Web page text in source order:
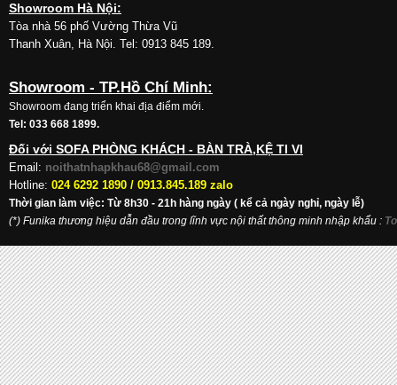
Showroom Hà Nội:
Tòa nhà 56 phố Vường Thừa Vũ
Thanh Xuân, Hà Nội. Tel: 0913 845 189.
Showroom - TP.Hồ Chí Minh:
Showroom đang triển khai địa điểm mới.
Tel: 033 668 1899.
Đối với SOFA PHÒNG KHÁCH - BÀN TRÀ,KỆ TI VI
Email: noithatnhapkhau68@gmail.com
Hotline: 024 6292 1890 / 0913.845.189 zalo
Thời gian làm việc: Từ 8h30 - 21h hàng ngày ( kể cả ngày nghỉ, ngày lễ)
(*) Funika thương hiệu dẫn đầu trong lĩnh vực nội thất thông minh nhập khẩu :